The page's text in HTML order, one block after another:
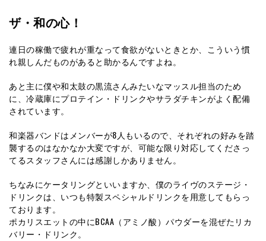
ザ・和の心！
連日の稼働で疲れが重なって食欲がないときとか、こういう慣
れ親しんだものがあると助かるんですよね。
あと主に僕や和太鼓の黒流さんみたいなマッスル担当のため
に、冷蔵庫にプロテイン・ドリンクやサラダチキンがよく配備
されています。
和楽器バンドはメンバーが8人もいるので、それぞれの好みを踏
襲するのはなかなか大変ですが、可能な限り対応してくださっ
てるスタッフさんには感謝しかありません。
ちなみにケータリングといいますか、僕のライヴのステージ・
ドリンクは、いつも特製スペシャルドリンクを用意してもらっ
ております。
ポカリスエットの中にBCAA（アミノ酸）パウダーを混ぜたリカ
バリー・ドリンク。